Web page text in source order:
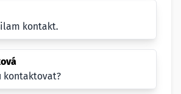
kontakt.
kontaktovat?